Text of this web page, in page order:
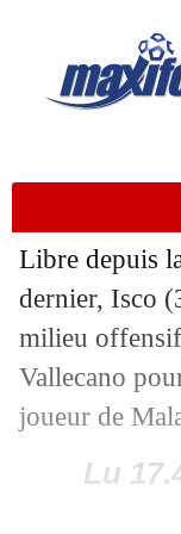
Libre depuis
dernier, Isco
milieu offensif
Vallecano
joueur de
Lu
12/06 Real:
12/06 Lyon:
12/06 PSG:
12/06
Milan